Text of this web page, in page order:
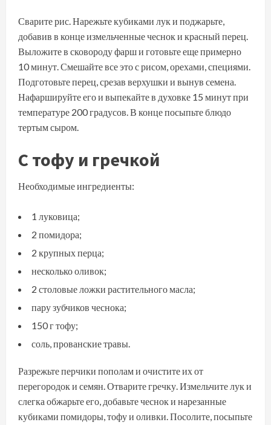
Сварите рис. Нарежьте кубиками лук и поджарьте,
добавив в конце измельченные чеснок и красный перец.
Выложите в сковороду фарш и готовьте еще примерно
10 минут. Смешайте все это с рисом, орехами, специями.
Подготовьте перец, срезав верхушки и вынув семена.
Нафаршируйте его и выпекайте в духовке 15 минут при
температуре 200 градусов. В конце посыпьте блюдо
тертым сыром.
С тофу и гречкой
Необходимые ингредиенты:
1 луковица;
2 помидора;
2 крупных перца;
несколько оливок;
2 столовые ложки растительного масла;
пару зубчиков чеснока;
150 г тофу;
соль, прованские травы.
Разрежьте перчики пополам и очистите их от
перегородок и семян. Отварите гречку. Измельчите лук и
слегка обжарьте его, добавьте чеснок и нарезанные
кубиками помидоры, тофу и оливки. Посолите, посыпьте